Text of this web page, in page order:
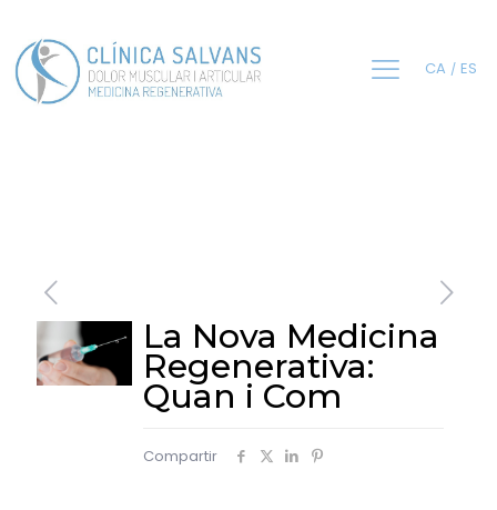
CA ES
La Nova Medicina
Regenerativa:
Quan i Com
Compartir